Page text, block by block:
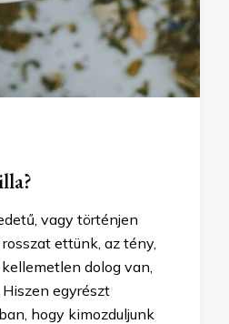
vagy történjen
ettünk, az tény,
dolog van,
egyrészt
hogy kimozduljunk